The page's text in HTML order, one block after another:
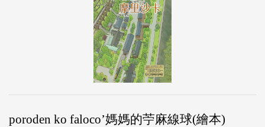
poroden ko faloco’媽媽的苧麻線球(繪本)